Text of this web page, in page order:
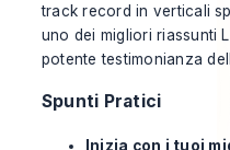
track record in verticali
uno dei migliori riassunti
potente testimonianza
Spunti Pratici
Inizia con i tuoi